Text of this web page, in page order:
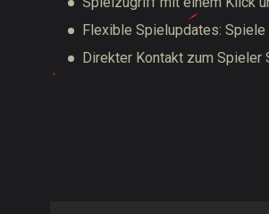
Flexible Spielupdates:
Direkter Kontakt zum Spieler